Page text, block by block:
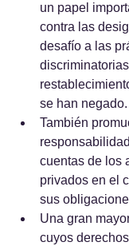
un papel
contra las
desafío a las
discriminatorias
se han negado.
También
cuentas de los
privados en el
sus
Una gran
cuyos